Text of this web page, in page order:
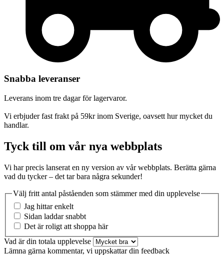
Snabba leveranser
Leverans inom tre dagar för lagervaror.
Vi erbjuder fast frakt på 59kr inom Sverige, oavsett hur mycket du
handlar.
Tyck till om vår nya webbplats
Vi har precis lanserat en ny version av vår webbplats. Berätta gärna
vad du tycker – det tar bara några sekunder!
Välj fritt antal påståenden som stämmer med din upplevelse
Jag hittar enkelt
Sidan laddar snabbt
Det är roligt att shoppa här
Vad är din totala upplevelse
Lämna gärna kommentar, vi uppskattar din feedback